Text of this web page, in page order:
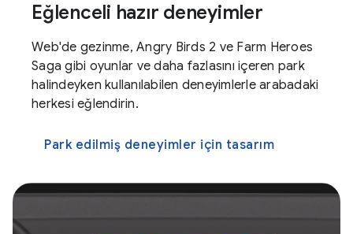
Eğlenceli hazır deneyimler
Web'de gezinme, Angry Birds 2 ve Farm Heroes
Saga gibi oyunlar ve daha fazlasını içeren park
halindeyken kullanılabilen deneyimlerle arabadaki
herkesi eğlendirin.
Park edilmiş deneyimler için tasarım